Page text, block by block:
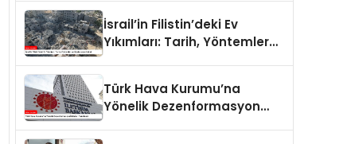
İsrail’in Filistin’deki Ev
Yıkımları: Tarih, Yöntemler
Türk Hava Kurumu’na
Yönelik Dezenformasyon